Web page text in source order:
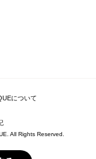
について
All Rights Reserved.